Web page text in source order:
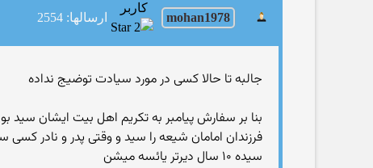
mohan1978
کاربر
ارسالها: 2554
جالبه تا حالا کسی در مورد سیادت توضیج نداده
بنا بر سفارش پیامبر به تکریم اهل بیت ایشان سید
فرزندان امامان شیعه را سید و وقتی پدر و نادر
سیده ۱۰ سال دیرتر یائسه میشن